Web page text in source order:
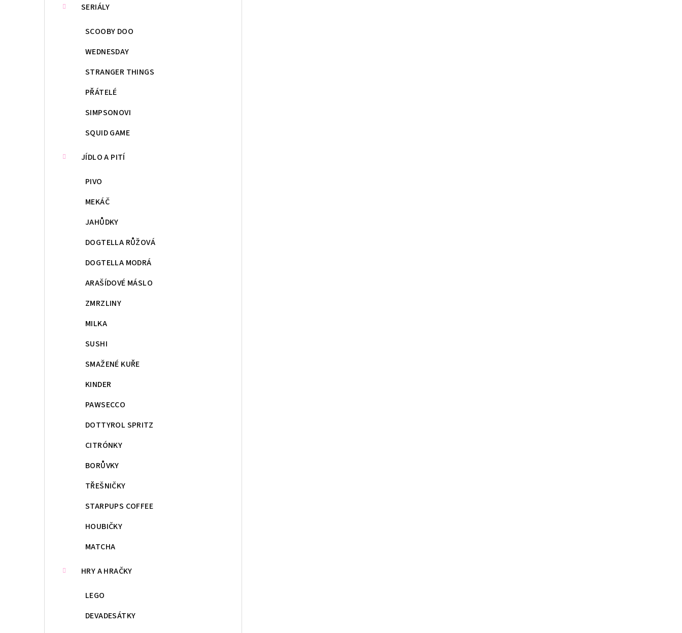
SERIÁLY
SCOOBY DOO
WEDNESDAY
STRANGER THINGS
PŘÁTELÉ
SIMPSONOVI
SQUID GAME
JÍDLO A PITÍ
PIVO
MEKÁČ
JAHŮDKY
DOGTELLA RŮŽOVÁ
DOGTELLA MODRÁ
ARAŠÍDOVÉ MÁSLO
ZMRZLINY
MILKA
SUSHI
SMAŽENÉ KUŘE
KINDER
PAWSECCO
DOTTYROL SPRITZ
CITRÓNKY
BORŮVKY
TŘEŠNIČKY
STARPUPS COFFEE
HOUBIČKY
MATCHA
HRY A HRAČKY
LEGO
DEVADESÁTKY